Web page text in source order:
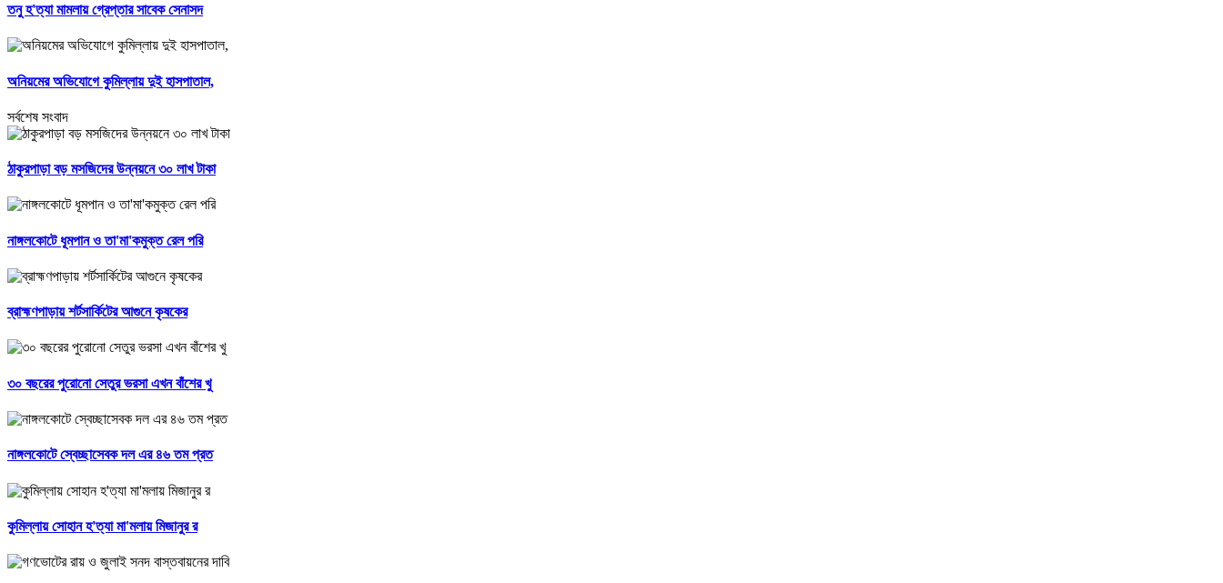
তনু হ'ত্যা মামলায় গ্রেপ্তার সাবেক সেনাসদ
অনিয়মের অভিযোগে কুমিল্লায় দুই হাসপাতাল,
সর্বশেষ সংবাদ
ঠাকুরপাড়া বড় মসজিদের উন্নয়নে ৩০ লাখ টাকা
নাঙ্গলকোটে ধূমপান ও তা'মা'কমুক্ত রেল পরি
ব্রাহ্মণপাড়ায় শর্টসার্কিটের আগুনে কৃষকের
৩০ বছরের পুরোনো সেতুর ভরসা এখন বাঁশের খু
নাঙ্গলকোটে স্বেচ্ছাসেবক দল এর ৪৬ তম প্রত
কুমিল্লায় সোহান হ'ত্যা মা'মলায় মিজানুর র